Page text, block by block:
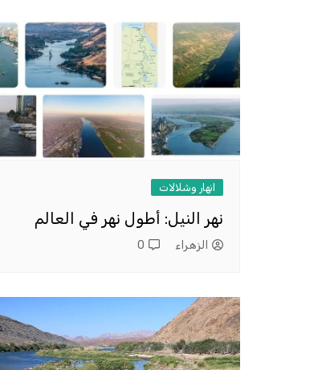
انهار وشلالات
نهر النيل: أطول نهر في العالم
الزهراء 0